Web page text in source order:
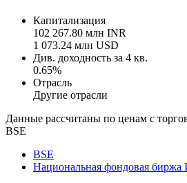
Капитализация
102 267.80 млн INR
1 073.24 млн USD
Див. доходность за 4 кв.
0.65%
Отрасль
Другие отрасли
Данные рассчитаны по ценам с
BSE
BSE
Национальная фондовая биржа